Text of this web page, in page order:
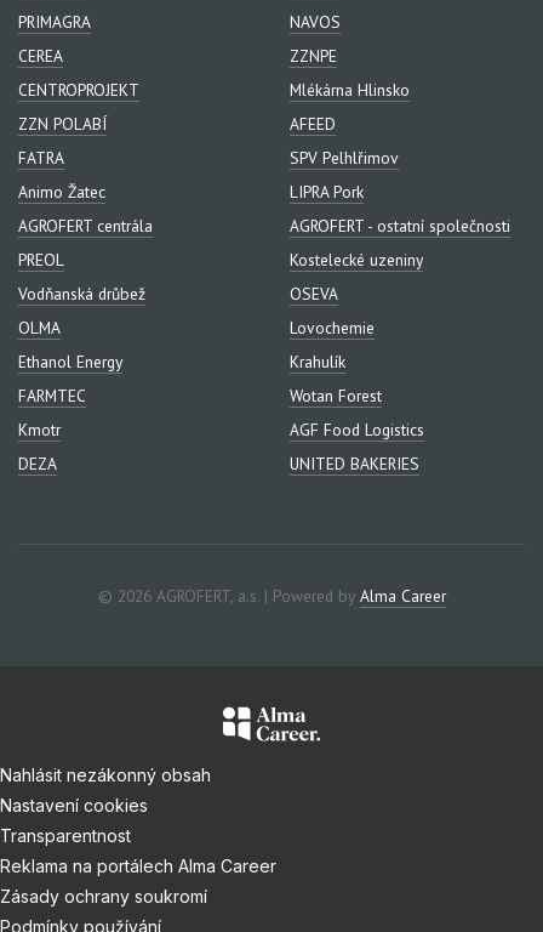
PRIMAGRA
NAVOS
CEREA
ZZNPE
CENTROPROJEKT
Mlékárna Hlinsko
ZZN POLABÍ
AFEED
FATRA
SPV Pelhlřimov
Animo Žatec
LIPRA Pork
AGROFERT centrála
AGROFERT - ostatní společnosti
PREOL
Kostelecké uzeniny
Vodňanská drůbež
OSEVA
OLMA
Lovochemie
Ethanol Energy
Krahulík
FARMTEC
Wotan Forest
Kmotr
AGF Food Logistics
DEZA
UNITED BAKERIES
© 2026 AGROFERT, a.s. | Powered by Alma Career
Nahlásit nezákonný obsah
Nastavení cookies
Transparentnost
Reklama na portálech Alma Career
Zásady ochrany soukromí
Podmínky používání